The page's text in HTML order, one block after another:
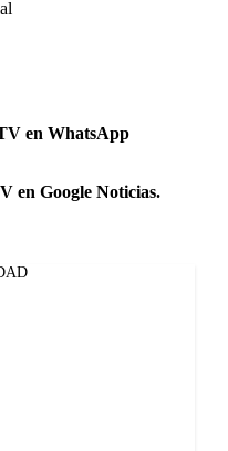
en WhatsApp
en Google Noticias.